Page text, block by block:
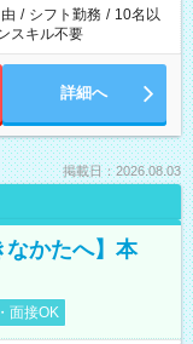
/ シフト勤務 / 10名以
スキル不要
詳細へ
掲載日：2026.08.03
なかたへ】本
面接OK